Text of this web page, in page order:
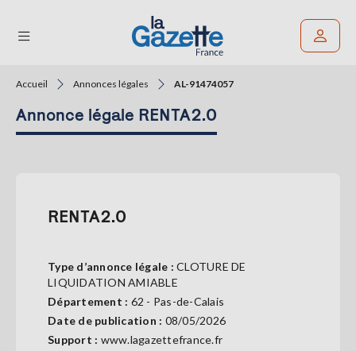
THÉMATIQUES
SERVICES
GAZETTE
Accueil Annonces légales AL-91474057
Annonce légale RENTA2.0
RENTA2.0
Type d’annonce légale : CLOTURE DE
LIQUIDATION AMIABLE
Département : 62 - Pas-de-Calais
Date de publication : 08/05/2026
Support : www.lagazettefrance.fr